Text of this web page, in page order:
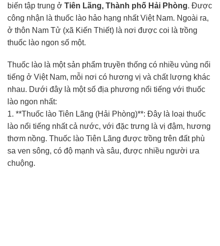
biến tập trung ở Tiên Lãng, Thành phố Hải Phòng. Được
công nhận là thuốc lào hảo hạng nhất Việt Nam. Ngoài ra,
ở thôn Nam Tử (xã Kiến Thiết) là nơi được coi là trồng
thuốc lào ngon số một.
Thuốc lào là một sản phẩm truyền thống có nhiều vùng nổi
tiếng ở Việt Nam, mỗi nơi có hương vị và chất lượng khác
nhau. Dưới đây là một số địa phương nổi tiếng với thuốc
lào ngon nhất:
1. **Thuốc lào Tiên Lãng (Hải Phòng)**: Đây là loại thuốc
lào nổi tiếng nhất cả nước, với đặc trưng là vị đậm, hương
thơm nồng. Thuốc lào Tiên Lãng được trồng trên đất phù
sa ven sông, có độ mạnh và sâu, được nhiều người ưa
chuộng.